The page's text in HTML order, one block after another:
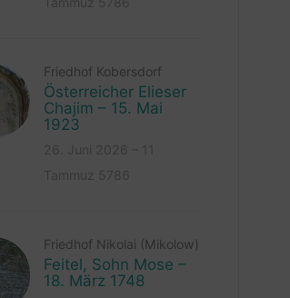
Friedhof Kobersdorf
Österreicher Elieser
Chajim – 15. Mai
1923
Friedhof Nikolai (Mikolow)
Feitel, Sohn Mose –
18. März 1748